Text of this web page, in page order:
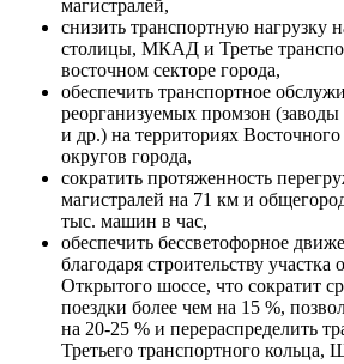
магистралей,
снизить транспортную нагрузку
столицы, МКАД и Третье
восточном секторе города,
обеспечить транспортное
реорганизуемых промзон
и др.) на территориях
округов города,
сократить протяженность
магистралей на 71 км и
тыс. машин в час,
обеспечить бессветофорное
благодаря строительству
Открытого шоссе, что сократит
поездки более чем на 15 %,
на 20-25 % и перераспределить
Третьего транспортного кольца,